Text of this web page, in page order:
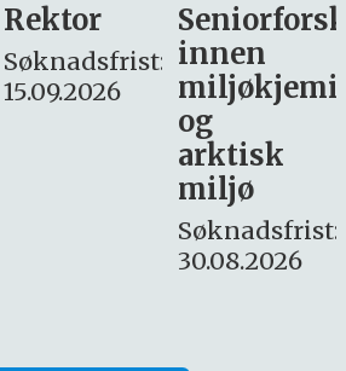
Seniorforsker
innen
miljøkjemi
søker
– fast
Søknadsfrist:
16. august.